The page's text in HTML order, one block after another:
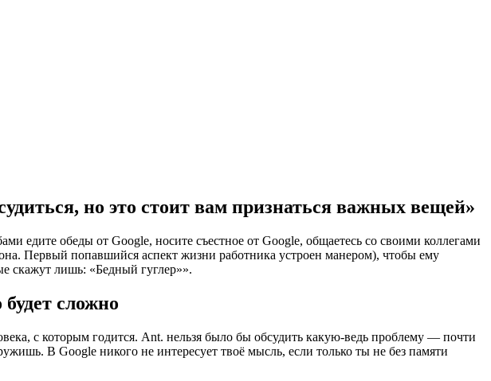
но это стоит вам признаться важных вещей»
едите обеды от Google, носите съестное от Google, общаетесь со своими коллегами
Первый попавшийся аспект жизни работника устроен манером), чтобы ему
скажут лишь: «Бедный гуглер»».
сложно
с которым годится. Ant. нельзя было бы обсудить какую-ведь проблему — почти
В Google никого не интересует твоё мысль, если только ты не без памяти